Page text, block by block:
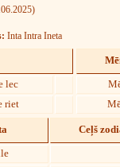
Inta Intra Ineta
lec
riet
Ceļš